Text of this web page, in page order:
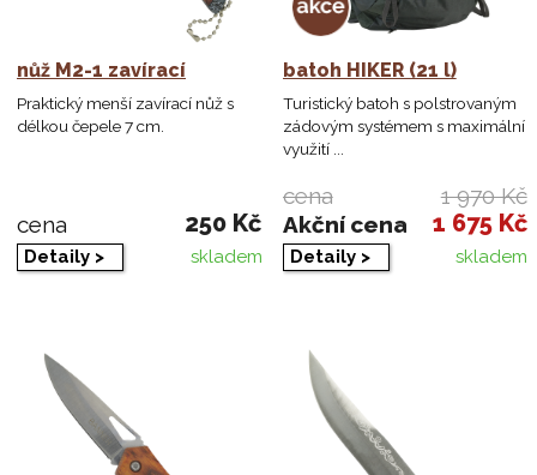
nůž M2-1 zavírací
Praktický menší zavírací nůž s
délkou čepele 7 cm.
cena 250 Kč
Detaily > skladem
batoh HIKER (21 l)
Turistický batoh s polstrovaným
zádovým systémem s maximální
využití ...
cena
1 970 Kč
Akční cena
1 675 Kč
Detaily > skladem